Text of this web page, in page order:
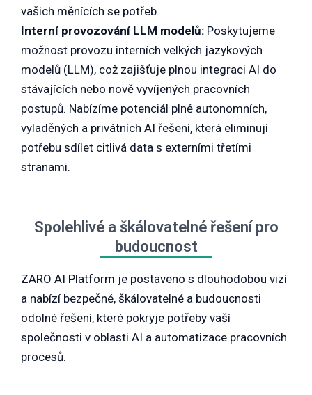
vašich měnících se potřeb.
Interní provozování LLM modelů: Poskytujeme
možnost provozu interních velkých jazykových
modelů (LLM), což zajišťuje plnou integraci AI do
stávajících nebo nově vyvíjených pracovních
postupů. Nabízíme potenciál plně autonomních,
vyladěných a privátních AI řešení, která eliminují
potřebu sdílet citlivá data s externími třetími
stranami.
Spolehlivé a škálovatelné řešení pro
budoucnost
ZARO AI Platform je postaveno s dlouhodobou vizí
a nabízí bezpečné, škálovatelné a budoucnosti
odolné řešení, které pokryje potřeby vaší
společnosti v oblasti AI a automatizace pracovních
procesů.